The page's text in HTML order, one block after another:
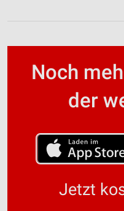
Noch
der
Jetzt